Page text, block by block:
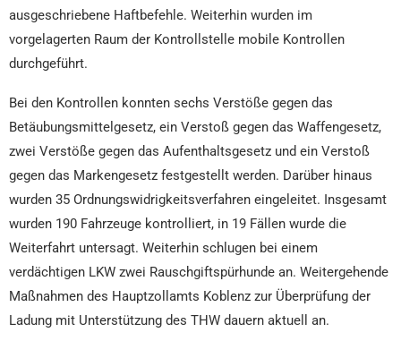
ausgeschriebene Haftbefehle. Weiterhin wurden im
vorgelagerten Raum der Kontrollstelle mobile Kontrollen
durchgeführt.
Bei den Kontrollen konnten sechs Verstöße gegen das
Betäubungsmittelgesetz, ein Verstoß gegen das Waffengesetz,
zwei Verstöße gegen das Aufenthaltsgesetz und ein Verstoß
gegen das Markengesetz festgestellt werden. Darüber hinaus
wurden 35 Ordnungswidrigkeitsverfahren eingeleitet. Insgesamt
wurden 190 Fahrzeuge kontrolliert, in 19 Fällen wurde die
Weiterfahrt untersagt. Weiterhin schlugen bei einem
verdächtigen LKW zwei Rauschgiftspürhunde an. Weitergehende
Maßnahmen des Hauptzollamts Koblenz zur Überprüfung der
Ladung mit Unterstützung des THW dauern aktuell an.